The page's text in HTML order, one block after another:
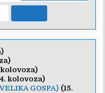
kolovoza)
kolovoza)
GOSPA) (15.